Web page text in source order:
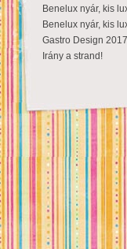
Benelux nyár, kis
Benelux nyár, kis
Gastro Design 2017
Irány a strand!